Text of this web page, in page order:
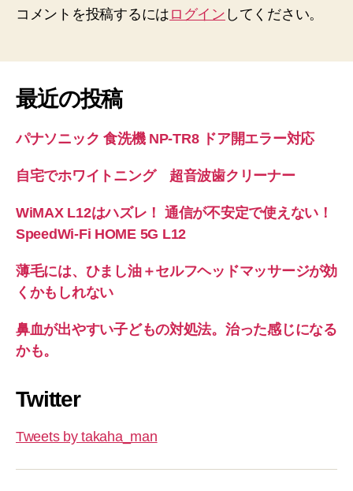
コメントを投稿するには ログイン してください。
最近の投稿
パナソニック 食洗機 NP-TR8 ドア開エラー対応
自宅でホワイトニング 超音波歯クリーナー
WiMAX L12はハズレ！ 通信が不安定で使えない！
SpeedWi-Fi HOME 5G L12
薄毛には、ひまし油＋セルフヘッドマッサージが効
くかもしれない
鼻血が出やすい子どもの対処法。治った感じになる
かも。
Twitter
Tweets by takaha_man